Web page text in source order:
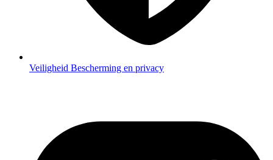
Veiligheid Bescherming en privacy